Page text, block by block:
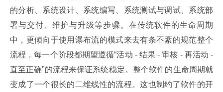
的分析、系统设计、系统编写、系统测试与调试、系统部
署与交付、维护与升级等步骤。在传统软件的生命周期
中，更倾向于使用瀑布流的模式来去有条不紊的规范整个
流程，每一个阶段都期望遵循“活动 - 结果 - 审核 - 再活动 -
直至正确”的流程来保证系统稳定。整个软件的生命周期就
变成了一个很长的二维线性的流程。这也制约了软件的开